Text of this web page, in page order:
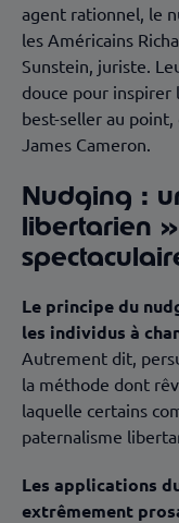
agent rationnel, le
les Américains
Sunstein, juriste.
douce pour inspirer
best-seller au
James Cameron.
Nudging :
libertarien
Le principe du
les individus à
Autrement dit,
la méthode dont
laquelle certains
paternalisme
Les applications
extrêmement